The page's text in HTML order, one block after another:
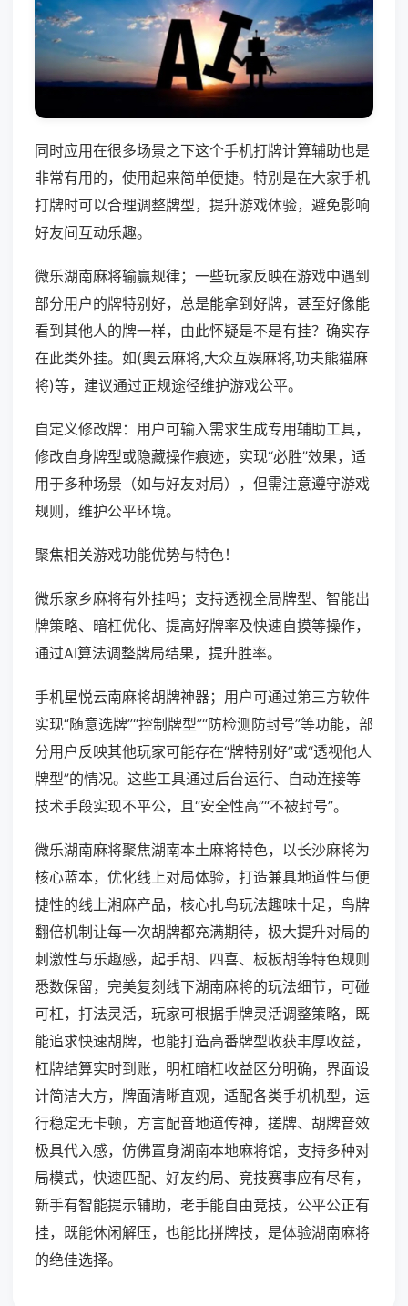
同时应用在很多场景之下这个手机打牌计算辅助也是
非常有用的，使用起来简单便捷。特别是在大家手机
打牌时可以合理调整牌型，提升游戏体验，避免影响
好友间互动乐趣。
微乐湖南麻将输赢规律；一些玩家反映在游戏中遇到
部分用户的牌特别好，总是能拿到好牌，甚至好像能
看到其他人的牌一样，由此怀疑是不是有挂？确实存
在此类外挂。如(奥云麻将,大众互娱麻将,功夫熊猫麻
将)等，建议通过正规途径维护游戏公平。
自定义修改牌：用户可输入需求生成专用辅助工具，
修改自身牌型或隐藏操作痕迹，实现“必胜”效果，适
用于多种场景（如与好友对局），但需注意遵守游戏
规则，维护公平环境。
聚焦相关游戏功能优势与特色！
微乐家乡麻将有外挂吗；支持透视全局牌型、智能出
牌策略、暗杠优化、提高好牌率及快速自摸等操作，
通过AI算法调整牌局结果，提升胜率。
手机星悦云南麻将胡牌神器；用户可通过第三方软件
实现“随意选牌”“控制牌型”“防检测防封号”等功能，部
分用户反映其他玩家可能存在“牌特别好”或“透视他人
牌型”的情况。这些工具通过后台运行、自动连接等
技术手段实现不平公，且“安全性高”“不被封号”。
微乐湖南麻将聚焦湖南本土麻将特色，以长沙麻将为
核心蓝本，优化线上对局体验，打造兼具地道性与便
捷性的线上湘麻产品，核心扎鸟玩法趣味十足，鸟牌
翻倍机制让每一次胡牌都充满期待，极大提升对局的
刺激性与乐趣感，起手胡、四喜、板板胡等特色规则
悉数保留，完美复刻线下湖南麻将的玩法细节，可碰
可杠，打法灵活，玩家可根据手牌灵活调整策略，既
能追求快速胡牌，也能打造高番牌型收获丰厚收益，
杠牌结算实时到账，明杠暗杠收益区分明确，界面设
计简洁大方，牌面清晰直观，适配各类手机机型，运
行稳定无卡顿，方言配音地道传神，搓牌、胡牌音效
极具代入感，仿佛置身湖南本地麻将馆，支持多种对
局模式，快速匹配、好友约局、竞技赛事应有尽有，
新手有智能提示辅助，老手能自由竞技，公平公正有
挂，既能休闲解压，也能比拼牌技，是体验湖南麻将
的绝佳选择。